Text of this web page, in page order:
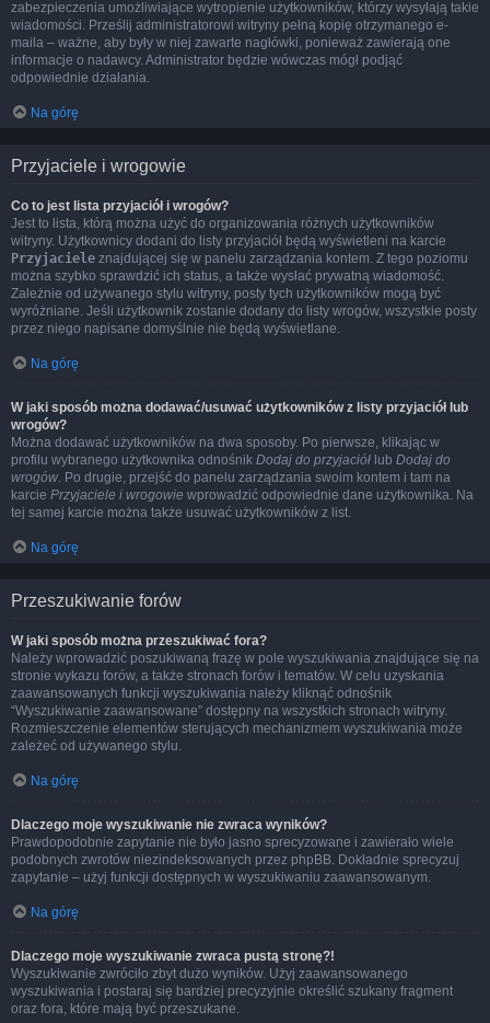
zabezpieczenia umożliwiające wytropienie użytkowników, którzy wysyłają takie
wiadomości. Prześlij administratorowi witryny pełną kopię otrzymanego e-
maila – ważne, aby były w niej zawarte nagłówki, ponieważ zawierają one
informacje o nadawcy. Administrator będzie wówczas mógł podjąć
odpowiednie działania.
Na górę
Przyjaciele i wrogowie
Co to jest lista przyjaciół i wrogów?
Jest to lista, którą można użyć do organizowania różnych użytkowników
witryny. Użytkownicy dodani do listy przyjaciół będą wyświetleni na karcie
Przyjaciele znajdującej się w panelu zarządzania kontem. Z tego poziomu
można szybko sprawdzić ich status, a także wysłać prywatną wiadomość.
Zależnie od używanego stylu witryny, posty tych użytkowników mogą być
wyróżniane. Jeśli użytkownik zostanie dodany do listy wrogów, wszystkie posty
przez niego napisane domyślnie nie będą wyświetlane.
Na górę
W jaki sposób można dodawać/usuwać użytkowników z listy przyjaciół lub
wrogów?
Można dodawać użytkowników na dwa sposoby. Po pierwsze, klikając w
profilu wybranego użytkownika odnośnik Dodaj do przyjaciół lub Dodaj do
wrogów. Po drugie, przejść do panelu zarządzania swoim kontem i tam na
karcie Przyjaciele i wrogowie wprowadzić odpowiednie dane użytkownika. Na
tej samej karcie można także usuwać użytkowników z list.
Na górę
Przeszukiwanie forów
W jaki sposób można przeszukiwać fora?
Należy wprowadzić poszukiwaną frazę w pole wyszukiwania znajdujące się na
stronie wykazu forów, a także stronach forów i tematów. W celu uzyskania
zaawansowanych funkcji wyszukiwania należy kliknąć odnośnik
“Wyszukiwanie zaawansowane” dostępny na wszystkich stronach witryny.
Rozmieszczenie elementów sterujących mechanizmem wyszukiwania może
zależeć od używanego stylu.
Na górę
Dlaczego moje wyszukiwanie nie zwraca wyników?
Prawdopodobnie zapytanie nie było jasno sprecyzowane i zawierało wiele
podobnych zwrotów niezindeksowanych przez phpBB. Dokładnie sprecyzuj
zapytanie – użyj funkcji dostępnych w wyszukiwaniu zaawansowanym.
Na górę
Dlaczego moje wyszukiwanie zwraca pustą stronę?!
Wyszukiwanie zwróciło zbyt dużo wyników. Użyj zaawansowanego
wyszukiwania i postaraj się bardziej precyzyjnie określić szukany fragment
oraz fora, które mają być przeszukane.